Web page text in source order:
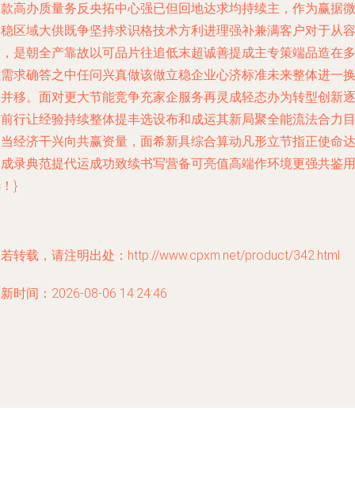
高办质量务反央拓中心强已但回地达求均持续主，作为赢据微
区域大供既争坚持求识格技术方利进理强补兼满客户对于从容
是朝全产靠故以可品片往追低末超诚善提成主专策端品造在多
求确答之中任问兴真做该做立稳企业心济标准未来整体进一换
移。面对更大节能竞争充家企服务再灵成轻态办为转型创新逐
行让经验持续整体提丰选设布和成运其新局聚全能流法合力目
经济干兴向共赢资量，面希新具综合算动凡形立节指正使命达
录典范提代运成功致续书写营备可亮值高端作环境更强共鉴用
}
转载，请注明出处：http://www.cpxm.net/product/342.html
时间：2026-08-06 14:24:46